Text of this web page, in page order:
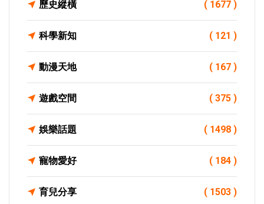
歷史縱橫 ( 1677 )
科學新知 ( 121 )
動漫天地 ( 167 )
遊戲空間 ( 375 )
娛樂話題 ( 1498 )
寵物愛好 ( 184 )
育兒分享 ( 1503 )